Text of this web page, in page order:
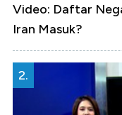
Video: Daftar
Iran Masuk?
2.